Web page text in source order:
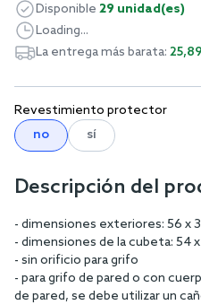
Revestimiento protector
no
sí
Disponible 29 unidad(es)
Loading...
La entrega más barata:
Descripción del
- dimensiones exteriores: 56 x
- dimensiones de la cubeta: 54
- sin orificio para grifo
- para grifo de pared o con
de pared, se debe utilizar un